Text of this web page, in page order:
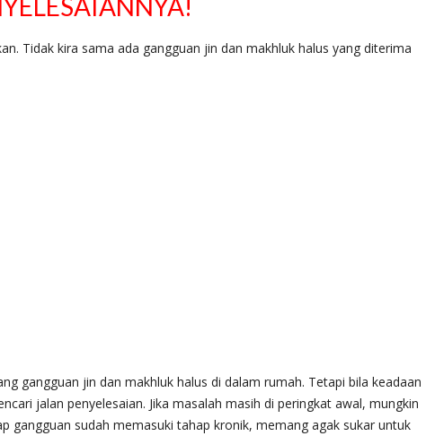
Tidak kira sama ada gangguan jin dan makhluk halus yang diterima
gangguan jin dan makhluk halus di dalam rumah. Tetapi bila keadaan
jalan penyelesaian. Jika masalah masih di peringkat awal, mungkin
gangguan sudah memasuki tahap kronik, memang agak sukar untuk